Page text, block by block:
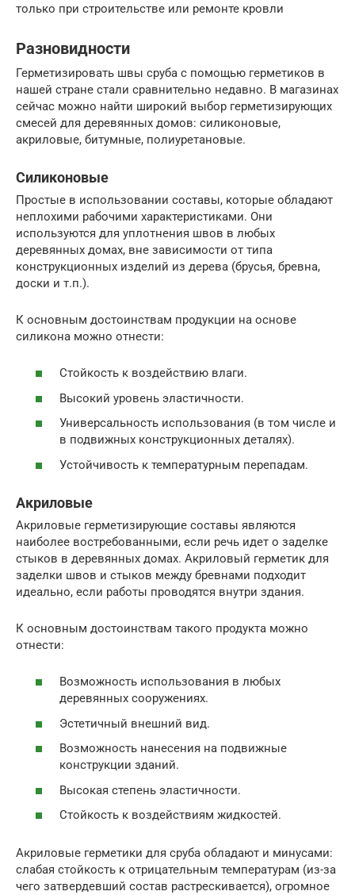
только при строительстве или ремонте кровли
Разновидности
Герметизировать швы сруба с помощью герметиков в
нашей стране стали сравнительно недавно. В магазинах
сейчас можно найти широкий выбор герметизирующих
смесей для деревянных домов: силиконовые,
акриловые, битумные, полиуретановые.
Силиконовые
Простые в использовании составы, которые обладают
неплохими рабочими характеристиками. Они
используются для уплотнения швов в любых
деревянных домах, вне зависимости от типа
конструкционных изделий из дерева (брусья, бревна,
доски и т.п.).
К основным достоинствам продукции на основе
силикона можно отнести:
Стойкость к воздействию влаги.
Высокий уровень эластичности.
Универсальность использования (в том числе и
в подвижных конструкционных деталях).
Устойчивость к температурным перепадам.
Акриловые
Акриловые герметизирующие составы являются
наиболее востребованными, если речь идет о заделке
стыков в деревянных домах. Акриловый герметик для
заделки швов и стыков между бревнами подходит
идеально, если работы проводятся внутри здания.
К основным достоинствам такого продукта можно
отнести:
Возможность использования в любых
деревянных сооружениях.
Эстетичный внешний вид.
Возможность нанесения на подвижные
конструкции зданий.
Высокая степень эластичности.
Стойкость к воздействиям жидкостей.
Акриловые герметики для сруба обладают и минусами:
слабая стойкость к отрицательным температурам (из-за
чего затвердевший состав растрескивается), огромное